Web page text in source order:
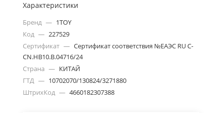
Характеристики
Бренд — 1TOY
Код — 227529
Сертификат — Сертификат соответствия №ЕАЭС RU С-
CN.НВ10.В.04716/24
Страна — КИТАЙ
ГТД — 10702070/130824/3271880
ШтрихКод — 4660182307388